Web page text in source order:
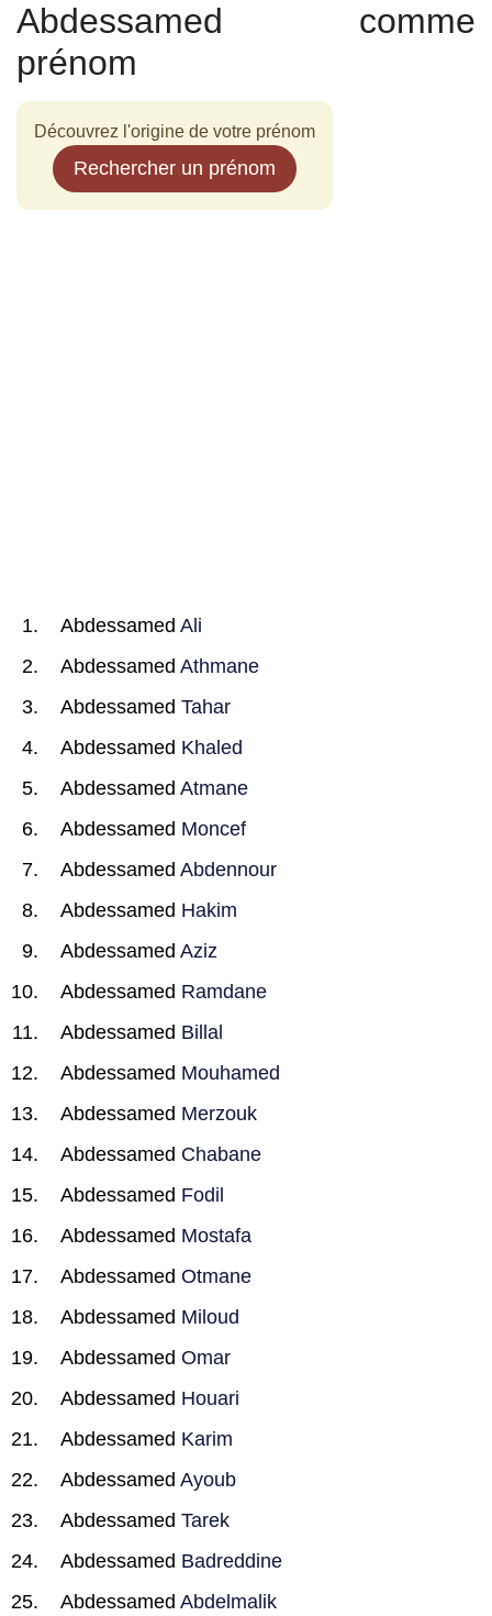
Abdessamed comme
prénom
Découvrez l'origine de votre prénom
Rechercher un prénom
Abdessamed Ali
Abdessamed Athmane
Abdessamed Tahar
Abdessamed Khaled
Abdessamed Atmane
Abdessamed Moncef
Abdessamed Abdennour
Abdessamed Hakim
Abdessamed Aziz
Abdessamed Ramdane
Abdessamed Billal
Abdessamed Mouhamed
Abdessamed Merzouk
Abdessamed Chabane
Abdessamed Fodil
Abdessamed Mostafa
Abdessamed Otmane
Abdessamed Miloud
Abdessamed Omar
Abdessamed Houari
Abdessamed Karim
Abdessamed Ayoub
Abdessamed Tarek
Abdessamed Badreddine
Abdessamed Abdelmalik